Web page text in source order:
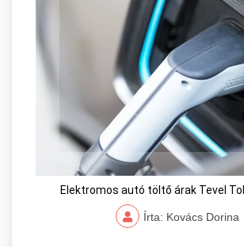
Elektromos autó töltő árak Tevel
Írta: Kovács Dorina